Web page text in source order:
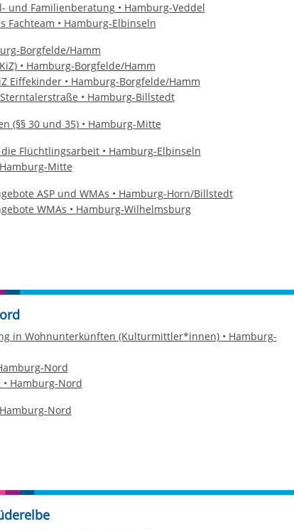
und Familienberatung • Hamburg-Veddel
Fachteam • Hamburg-Elbinseln
Borgfelde/Hamm
• Hamburg-Borgfelde/Hamm
Eiffekinder • Hamburg-Borgfelde/Hamm
• Hamburg-Billstedt
(§§ 30 und 35) • Hamburg-Mitte
Flüchtlingsarbeit • Hamburg-Elbinseln
Mitte
ASP und WMAs • Hamburg-Horn/Billstedt
WMAs • Hamburg-Wilhelmsburg
in Wohnunterkünften (Kulturmittler*innen) • Hamburg-
Nord
Hamburg-Nord
Nord